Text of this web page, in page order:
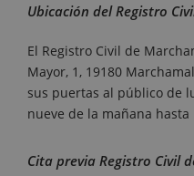
Ubicación del Registro
El Registro Civil de
Mayor, 1, 19180
sus puertas al público de
nueve de la mañana
Cita previa Registro Civil